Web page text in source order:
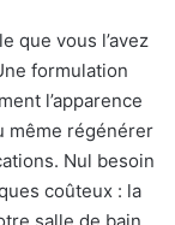
que vous l’avez
formulation
l’apparence
même régénérer
Nul besoin
coûteux : la